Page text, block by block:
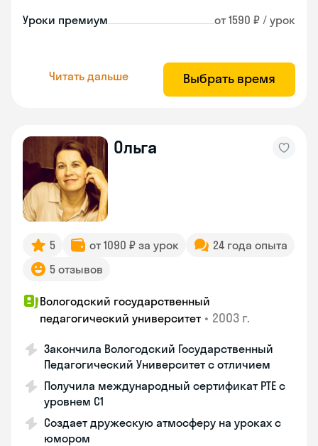
Уроки премиум от 1590 ₽ / урок
Читать дальше Выбрать время
Ольга
5 от 1090 ₽ за урок
24 года опыта
5 отзывов
Вологодский государственный
педагогический университет • 2003 г.
Закончила Вологодский Государственный
Педагогический Университет с отличием
Получила международный сертификат PTE с
уровнем C1
Создает дружескую атмосферу на уроках с
юмором